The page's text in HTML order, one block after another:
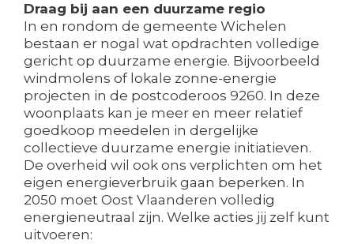
Draag bij aan een duurzame regio
In en rondom de gemeente Wichelen
bestaan er nogal wat opdrachten volledige
gericht op duurzame energie. Bijvoorbeeld
windmolens of lokale zonne-energie
projecten in de postcoderoos 9260. In deze
woonplaats kan je meer en meer relatief
goedkoop meedelen in dergelijke
collectieve duurzame energie initiatieven.
De overheid wil ook ons verplichten om het
eigen energieverbruik gaan beperken. In
2050 moet Oost Vlaanderen volledig
energieneutraal zijn. Welke acties jij zelf kunt
uitvoeren: